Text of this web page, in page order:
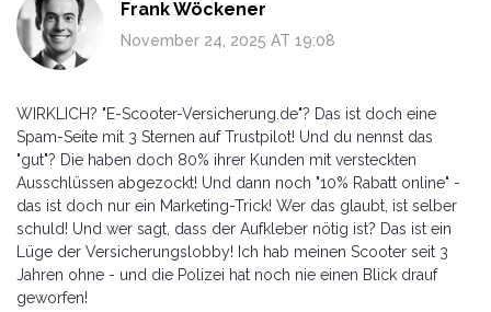
Frank Wöckener
November 24, 2025 AT 19:08
WIRKLICH? "E-Scooter-Versicherung.de"? Das ist doch eine
Spam-Seite mit 3 Sternen auf Trustpilot! Und du nennst das
"gut"? Die haben doch 80% ihrer Kunden mit versteckten
Ausschlüssen abgezockt! Und dann noch "10% Rabatt online" -
das ist doch nur ein Marketing-Trick! Wer das glaubt, ist selber
schuld! Und wer sagt, dass der Aufkleber nötig ist? Das ist ein
Lüge der Versicherungslobby! Ich hab meinen Scooter seit 3
Jahren ohne - und die Polizei hat noch nie einen Blick drauf
geworfen!